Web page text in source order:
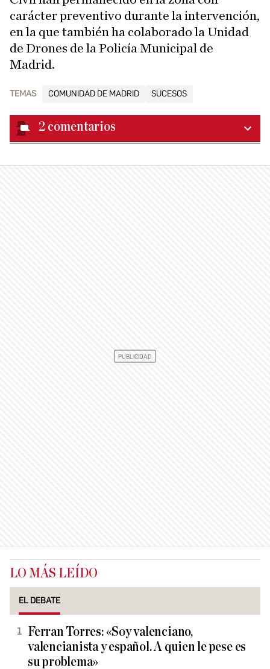
carácter preventivo durante la intervención,
en la que también ha colaborado la Unidad
de Drones de la Policía Municipal de
Madrid.
TEMAS COMUNIDAD DE MADRID SUCESOS
2 comentarios
LO MÁS LEÍDO
EL DEBATE
Ferran Torres: «Soy valenciano,
valencianista y español. A quien le pese es
su problema»